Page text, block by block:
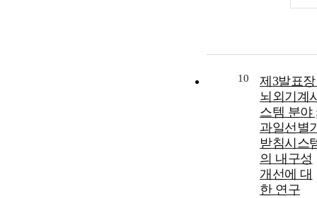
10
제3발표
뇌외기계
스템 분야
과일선별
받침시스
의 내구성
개선에 대
한 연구